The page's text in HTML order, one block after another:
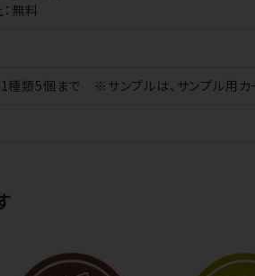
無料
種類5個まで ※サンプルは、サンプル用カ